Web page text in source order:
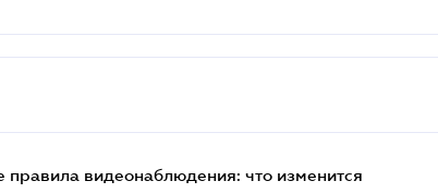
видеонаблюдения: что изменится